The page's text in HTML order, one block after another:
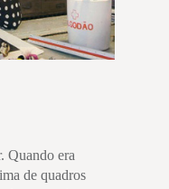
Quando era
de quadros